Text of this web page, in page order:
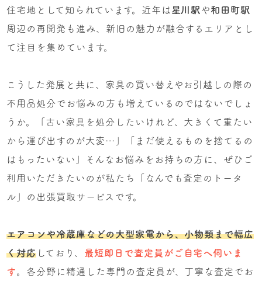
住宅地として知られています。近年は 星川駅 や和田町駅
周辺の再開発も進み、新旧の魅力が融合するエリアとし
て注目を集めています。
こうした発展と共に、家具の買い替えやお引越しの際の
不用品処分でお悩みの方も増えているのではないでしょ
うか。「古い家具を処分したいけれど、大きくて重たい
から運び出すのが大変…」「まだ使えるものを捨てるの
はもったいない」そんなお悩みをお持ちの方に、ぜひご
利用いただきたいのが私たち「なんでも査定のトータ
ル」の出張買取サービスです。
エアコンや冷蔵庫などの大型家電から、小物類まで幅広
く対応 しており、 最短即日で査定員がご自宅へ伺いま
す。各分野に精通した専門の査定員が、丁寧な査定でお